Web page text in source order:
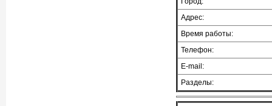
Адрес:
Время работы:
Телефон:
E-mail:
Разделы: